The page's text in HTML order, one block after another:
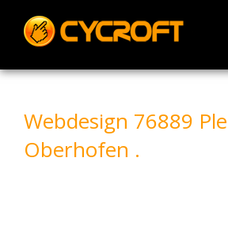
content
Webdesign 76889
Oberhofen .